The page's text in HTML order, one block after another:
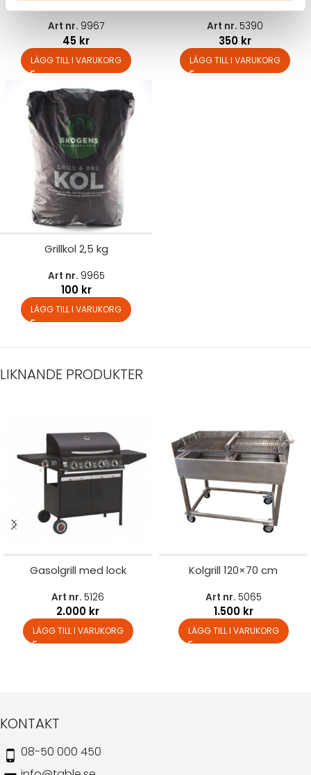
Art nr. 9967
45 kr
LÄGG TILL I VARUKORG
Art nr. 5390
350 kr
LÄGG TILL I VARUKORG
Grillkol 2,5 kg
Art nr. 9965
100 kr
LÄGG TILL I VARUKORG
LIKNANDE PRODUKTER
Gasolgrill med lock
Art nr. 5126
2.000 kr
LÄGG TILL I VARUKORG
Kolgrill 120×70 cm
Art nr. 5065
1.500 kr
LÄGG TILL I VARUKORG
KONTAKT
08-50 000 450